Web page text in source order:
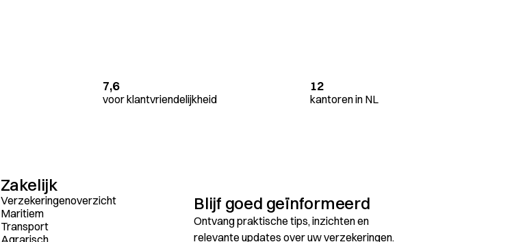
7,6
voor klantvriendelijkheid
12
kantoren in NL
Zakelijk
Verzekeringenoverzicht
Maritiem
Transport
Agrarisch
Blijf goed geïnformeerd
Ontvang praktische tips, inzichten en
relevante updates over uw verzekeringen.